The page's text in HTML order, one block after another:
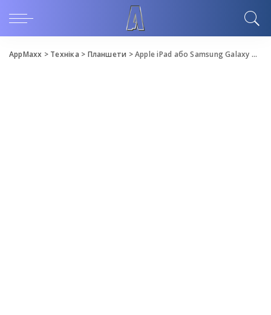
AppMaxx > Техніка > Планшети >Apple iPad або Samsung Galaxy Tab S8: що ідеально підійде студенту